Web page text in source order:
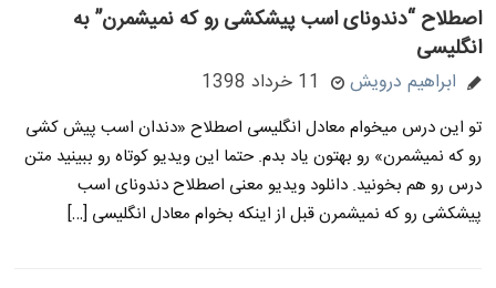
اصطلاح “دندونای اسب پیشکشی رو که نمیشمرن” به
انگلیسی
ابراهیم درویش 11 خرداد 1398
تو این درس میخوام معادل انگلیسی اصطلاح «دندان اسب پیش کشی
رو که نمیشمرن» رو بهتون یاد بدم. حتما این ویدیو کوتاه رو ببینید متن
درس رو هم بخونید. دانلود ویدیو معنی اصطلاح دندونای اسب
پیشکشی رو که نمیشمرن قبل از اینکه بخوام معادل انگلیسی […]